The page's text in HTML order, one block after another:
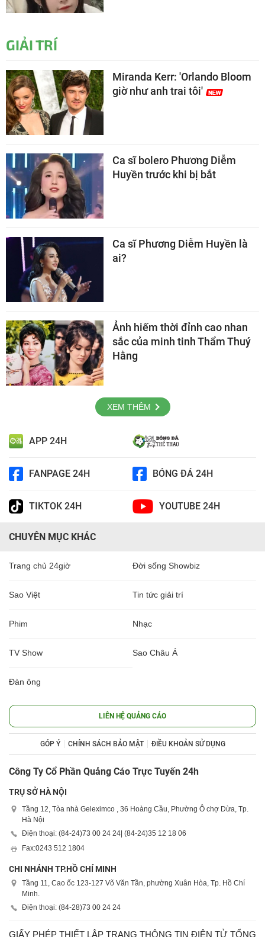
GIẢI TRÍ
Miranda Kerr: 'Orlando Bloom
giờ như anh trai tôi'
Ca sĩ bolero Phương Diễm
Huyền trước khi bị bắt
Ca sĩ Phương Diễm Huyền là
ai?
Ảnh hiếm thời đỉnh cao nhan
sắc của minh tinh Thẩm Thuý
Hằng
XEM THÊM
APP 24H
FANPAGE 24H BÓNG ĐÁ 24H
TIKTOK 24H YOUTUBE 24H
CHUYÊN MỤC KHÁC
Trang chủ 24giờ Đời sống Showbiz
Sao Việt Tin tức giải trí
Phim Nhạc
TV Show Sao Châu Á
Đàn ông
LIÊN HỆ QUẢNG CÁO
GÓP Ý CHÍNH SÁCH BẢO MẬT ĐIỀU KHOẢN SỬ DỤNG
Công Ty Cổ Phần Quảng Cáo Trực Tuyến 24h
TRỤ SỞ HÀ NỘI
Tầng 12, Tòa nhà Geleximco , 36 Hoàng Cầu, Phường Ô chợ Dừa, Tp.
Hà Nội
Điện thoại: (84-24)73 00 24 24| (84-24)35 12 18 06
Fax:0243 512 1804
CHI NHÁNH TP.HỒ CHÍ MINH
Tầng 11, Cao ốc 123-127 Võ Văn Tần, phường Xuân Hòa, Tp. Hồ Chí
Minh.
Điện thoại: (84-28)73 00 24 24
GIẤY PHÉP THIẾT LẬP TRANG THÔNG TIN ĐIỆN TỬ TỔNG